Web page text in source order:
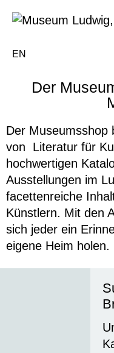
EN
Der
Der Museumsshop
von Literatur für
hochwertigen
Ausstellungen im
facettenreiche
Künstlern. Mit den
sich jeder ein
eigene Heim holen.